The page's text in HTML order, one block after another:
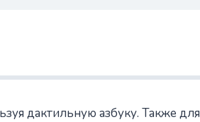
дактильную азбуку. Также для